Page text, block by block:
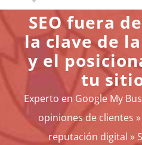
INICIO
REPUTACIÓN
TU ACTIVIDAD
EL MÉTODO
HERRAMIENTAS
NOTICIAS
SOBRE NOSOTROS
SEO fuera
la clave de
y el
tu
Experto en Google My
opiniones de clientes »
reputación digital »